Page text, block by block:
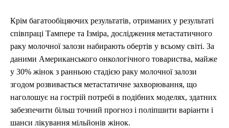
Крім багатообіцяючих результатів, отриманих у результаті
співпраці Тампере та Ізміра, дослідження метастатичного
раку молочної залози набирають обертів у всьому світі. За
даними Американського онкологічного товариства, майже
у 30% жінок з ранньою стадією раку молочної залози
згодом розвивається метастатичне захворювання, що
наголошує на гострій потребі в подібних моделях, здатних
забезпечити більш точний прогноз і поліпшити варіанти і
шанси лікування мільйонів жінок.